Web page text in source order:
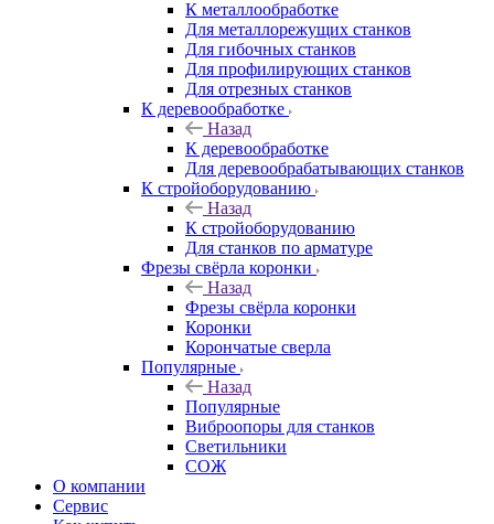
К металлообработке
Для металлорежущих станков
Для гибочных станков
Для профилирующих станков
Для отрезных станков
К деревообработке
Назад
К деревообработке
Для деревообрабатывающих станков
К стройоборудованию
Назад
К стройоборудованию
Для станков по арматуре
Фрезы свёрла коронки
Назад
Фрезы свёрла коронки
Коронки
Корончатые сверла
Популярные
Назад
Популярные
Виброопоры для станков
Светильники
СОЖ
О компании
Сервис